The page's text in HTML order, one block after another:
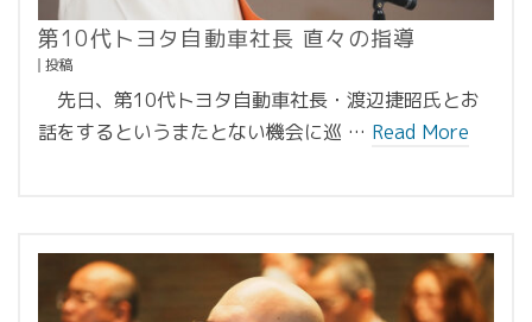
第10代トヨタ自動車社長 直々の指導
投稿
先日、第10代トヨタ自動車社長・渡辺捷昭氏とお
話をするというまたとない機会に巡 … Read More